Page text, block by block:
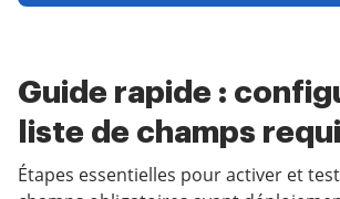
Guide rapide :
liste de champs
Étapes essentielles pour activer et